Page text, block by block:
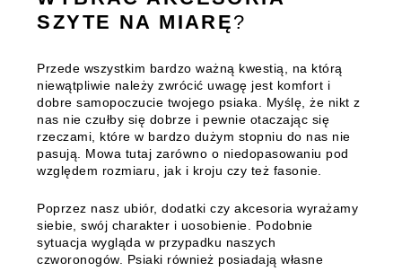
SZYTE NA MIARĘ?
Przede wszystkim bardzo ważną kwestią, na którą
niewątpliwie należy zwrócić uwagę jest komfort i
dobre samopoczucie twojego psiaka. Myślę, że nikt z
nas nie czułby się dobrze i pewnie otaczając się
rzeczami, które w bardzo dużym stopniu do nas nie
pasują. Mowa tutaj zarówno o niedopasowaniu pod
względem rozmiaru, jak i kroju czy też fasonie.
Poprzez nasz ubiór, dodatki czy akcesoria wyrażamy
siebie, swój charakter i uosobienie. Podobnie
sytuacja wygląda w przypadku naszych
czworonogów. Psiaki również posiadają własne